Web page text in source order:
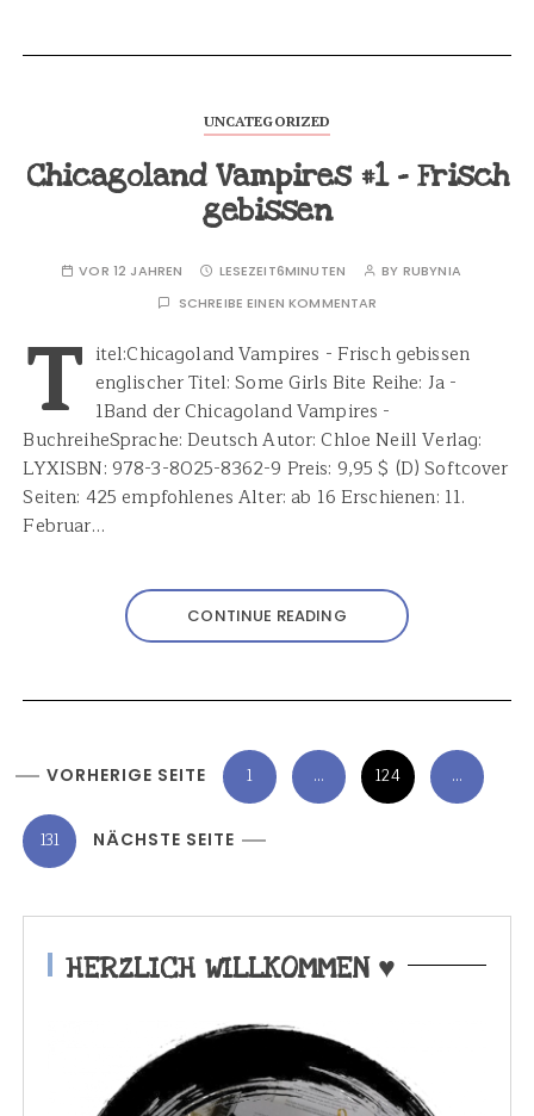
UNCATEGORIZED
Chicagoland Vampires #1 – Frisch
gebissen
VOR 12 JAHREN LESEZEIT6MINUTEN BY RUBYNIA
SCHREIBE EINEN KOMMENTAR
T itel:Chicagoland Vampires - Frisch gebissen
englischer Titel: Some Girls Bite Reihe: Ja -
1Band der Chicagoland Vampires -
BuchreiheSprache: Deutsch Autor: Chloe Neill Verlag:
LYXISBN: 978-3-8025-8362-9 Preis: 9,95 $ (D) Softcover
Seiten: 425 empfohlenes Alter: ab 16 Erschienen: 11.
Februar…
CONTINUE READING
i
t
e
VORHERIGE SEITE 1 … 124 …
131 NÄCHSTE SEITE
HERZLICH WILLKOMMEN ♥